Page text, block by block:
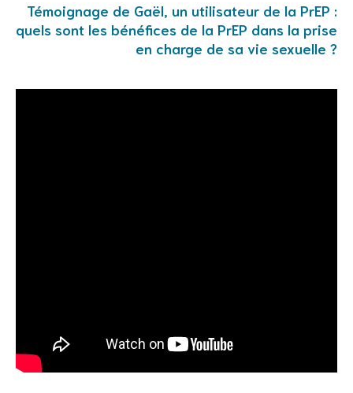
Témoignage de Gaël, un utilisateur de la PrEP :
quels sont les bénéfices de la PrEP dans la prise
en charge de sa vie sexuelle ?